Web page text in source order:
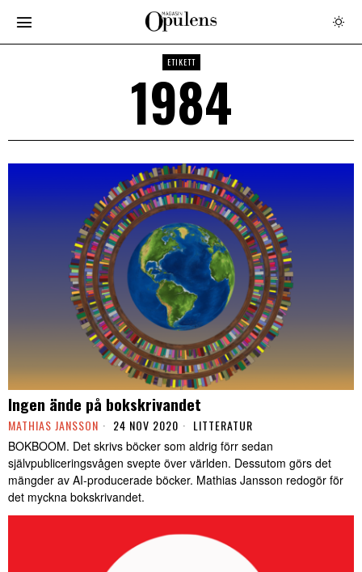
ETIKETT
1984
Ingen ände på bokskrivandet
MATHIAS JANSSON 24 NOV 2020 LITTERATUR
BOKBOOM. Det skrivs böcker som aldrig förr sedan
självpubliceringsvågen svepte över världen. Dessutom görs det
mängder av AI-producerade böcker. Mathias Jansson redogör för
det myckna bokskrivandet.